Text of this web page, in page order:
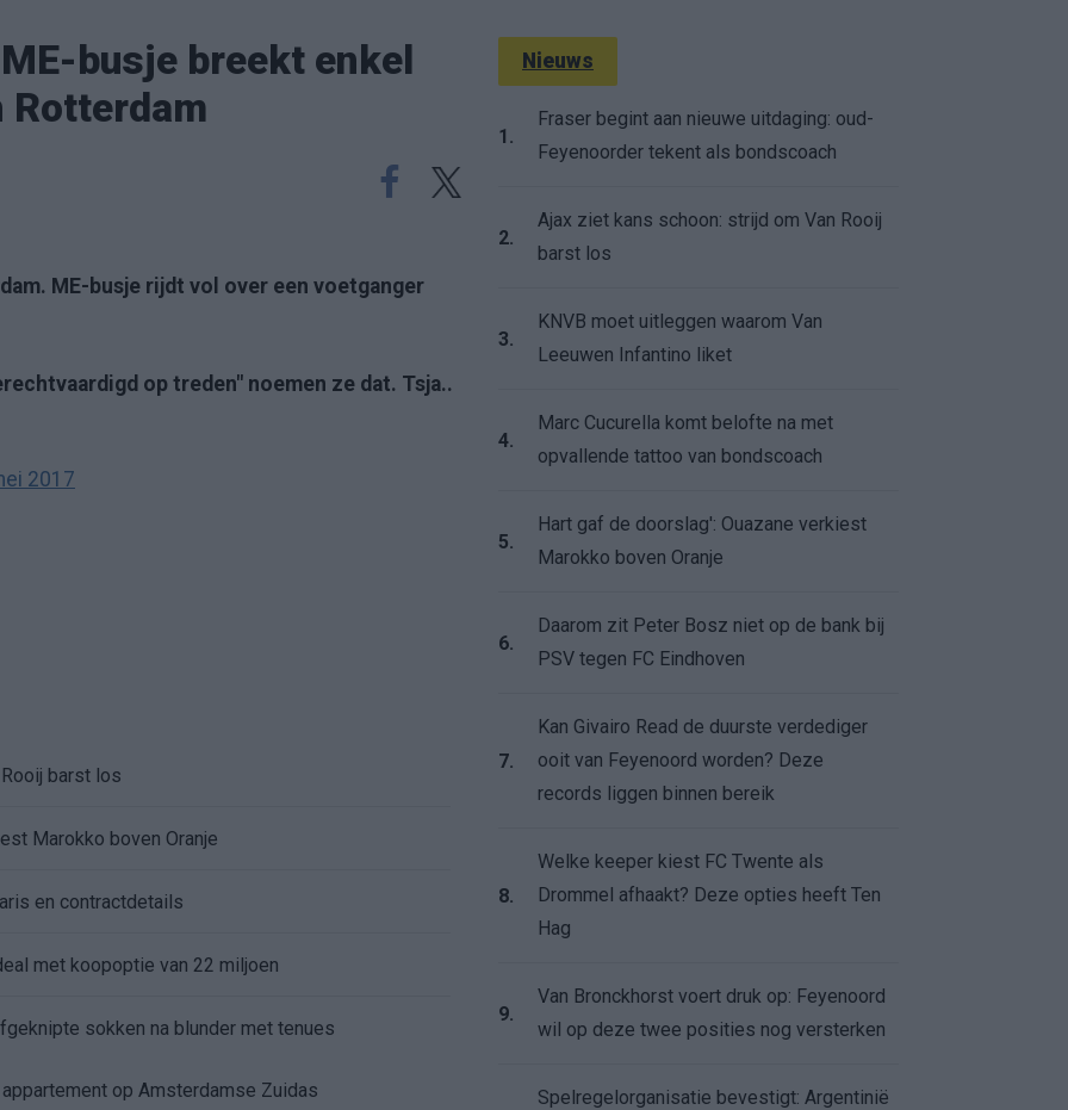
ME-busje breekt enkel
Rotterdam
ME-busje rijdt vol over een voetganger
op treden" noemen ze dat. Tsja..
2017
barst los
Marokko boven Oranje
en contractdetails
met koopoptie van 22 miljoen
sokken na blunder met tenues
op Amsterdamse Zuidas
Nieuws
1.
Fraser begint aan nieuwe uitdaging: oud-
Feyenoorder tekent als bondscoach
2.
Ajax ziet kans schoon: strijd om Van Rooij
barst los
3.
KNVB moet uitleggen waarom Van
Leeuwen Infantino liket
4.
Marc Cucurella komt belofte na met
opvallende tattoo van bondscoach
5.
Hart gaf de doorslag': Ouazane verkiest
Marokko boven Oranje
6.
Daarom zit Peter Bosz niet op de bank bij
PSV tegen FC Eindhoven
7.
Kan Givairo Read de duurste verdediger
ooit van Feyenoord worden? Deze
records liggen binnen bereik
8.
Welke keeper kiest FC Twente als
Drommel afhaakt? Deze opties heeft Ten
Hag
9.
Van Bronckhorst voert druk op: Feyenoord
wil op deze twee posities nog versterken
Spelregelorganisatie bevestigt: Argentinië